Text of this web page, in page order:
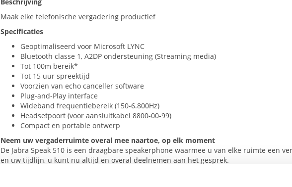
Maak elke telefonische vergadering productief
Specificaties
Geoptimaliseerd voor Microsoft LYNC
Bluetooth classe 1, A2DP ondersteuning (Streaming media)
Tot 100m bereik*
Tot 15 uur spreektijd
Voorzien van echo canceller software
Plug-and-Play interface
Wideband frequentiebereik (150-6.800Hz)
Headsetpoort (voor aansluitkabel 8800-00-99)
Compact en portable ontwerp
Neem uw vergaderruimte overal mee naartoe, op elk moment
De Jabra Speak 510 is een draagbare speakerphone waarmee u van elke ruimte een
en uw tijdlijn, u kunt nu altijd en overal deelnemen aan het gesprek.
De perfecte oplossing voor audioconferenties op aanvraag, met een compact en